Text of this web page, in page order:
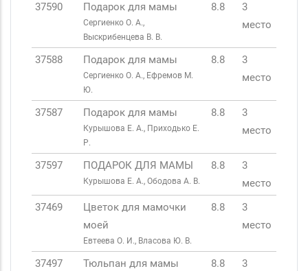
37590
Подарок для мамы
Сергиенко О. А.,
Выскрибенцева В. В.
8.8
3
место
37588 Подарок для мамы
Сергиенко О. А., Ефремов М.
Ю.
8.8
3
место
37587 Подарок для мамы
Курышова Е. А., Приходько Е.
Р.
8.8
3
место
37597 ПОДАРОК ДЛЯ МАМЫ
Курышова Е. А., Ободова А. В.
8.8
3
место
37469
Цветок для мамочки
моей
Евтеева О. И., Власова Ю. В.
8.8
3
место
37497 Тюльпан для мамы 8.8
3